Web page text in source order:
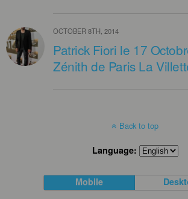
OCTOBER 8TH, 2014
Patrick Fiori le 17
Zénith de Paris La
Back to top
Language:
Mobile